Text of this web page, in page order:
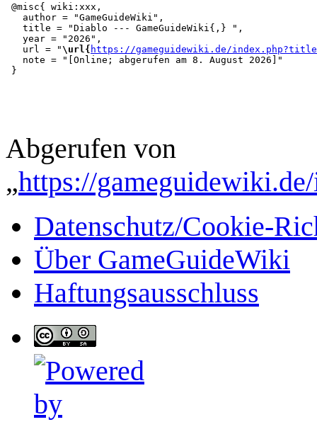
@misc{ wiki:xxx,
   author = "GameGuideWiki",
   title = "Diablo --- GameGuideWiki{,} ",
   year = "2026",
   url = "
\url{ https://gameguidewiki.de/
   note = "[Online; abgerufen am 8. August 2026]"
Abgerufen von
„https://
Datenschutz/Cookie-
Über GameGuideWiki
Haftungsausschluss